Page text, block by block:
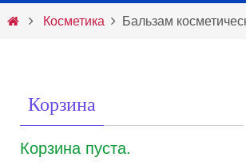
содержимому
Главная
Косметика Бальзам
Корзина
Корзина пуста.